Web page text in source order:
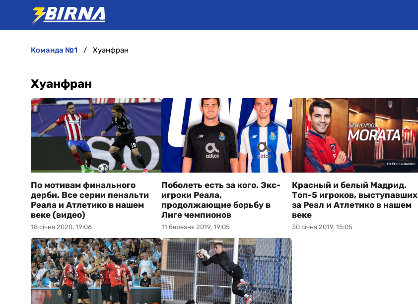
команда №1 Хуанфран
Хуанфран
18 січня 2020, 19:06
По мотивам финального
дерби. Все серии пенальти
Реала и Атлетико в нашем
веке (видео)
11 березня 2019, 19:05
Поболеть есть за кого. Экс-
игроки Реала,
продолжающие борьбу в
Лиге чемпионов
30 січня 2019, 15:05
Красный и белый Мадрид.
Топ-5 игроков, выступавших
за Реал и Атлетико в нашем
веке